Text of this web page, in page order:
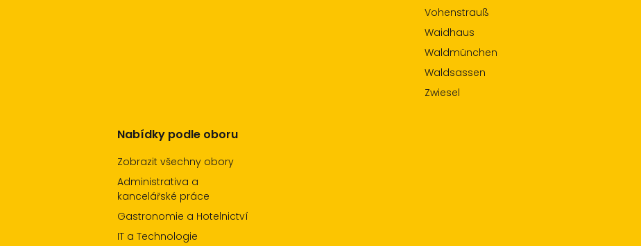
Vohenstrauß
Waidhaus
Waldmünchen
Waldsassen
Zwiesel
Nabídky podle oboru
Zobrazit všechny obory
Administrativa a
kancelářské práce
Gastronomie a Hotelnictví
IT a Technologie